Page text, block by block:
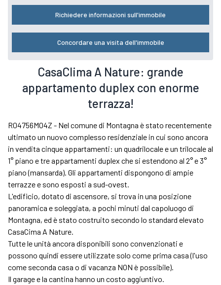
CasaClima A Nature: grande
appartamento duplex con enorme
terrazza!
R04756MO4Z - Nel comune di Montagna è stato recentemente
ultimato un nuovo complesso residenziale in cui sono ancora
in vendita cinque appartamenti: un quadrilocale e un trilocale al
1° piano e tre appartamenti duplex che si estendono al 2° e 3°
piano (mansarda). Gli appartamenti dispongono di ampie
terrazze e sono esposti a sud-ovest.
L'edificio, dotato di ascensore, si trova in una posizione
panoramica e soleggiata, a pochi minuti dal capoluogo di
Montagna, ed è stato costruito secondo lo standard elevato
CasaCima A Nature.
Tutte le unità ancora disponibili sono convenzionati e
possono quindi essere utilizzate solo come prima casa (l'uso
come seconda casa o di vacanza NON è possibile).
Il garage e la cantina hanno un costo aggiuntivo.
Richiedere informazioni sull'immobile
Concordare una visita dell'immobile